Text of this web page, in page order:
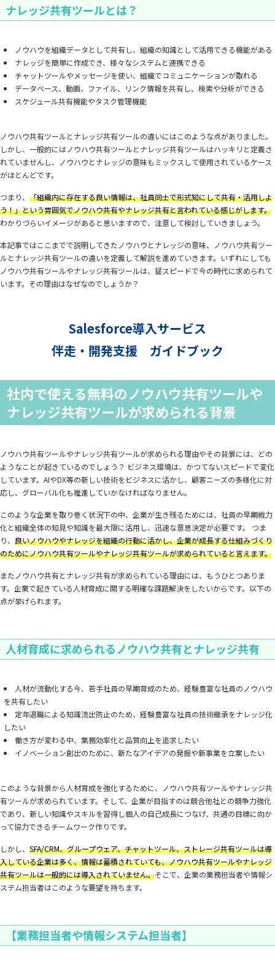
ナレッジ共有ツールとは？
ノウハウを組織データとして共有し、組織の知識として活用できる機能がある
ナレッジを簡単に作成でき、様々なシステムと連携できる
チャットツールやメッセージを使い、組織でコミュニケーションが取れる
データベース、動画、ファイル、リンク情報を共有し、検索や分析ができる
スケジュール共有機能やタスク管理機能
ノウハウ共有ツールとナレッジ共有ツールの違いにはこのような点がありました。
しかし、一般的にはノウハウ共有ツールとナレッジ共有ツールはハッキリと定義さ
れていませんし、ノウハウとナレッジの意味もミックスして使用されているケース
がほとんどです。
つまり、 「組織内に存在する良い情報は、社員同士で形式知にして共有・活用しよ
う！」という雰囲気でノウハウ共有やナレッジ共有と言われている感じがします。
わかりづらいイメージがあると思いますので、注意して検討していきましょう。
本記事ではここまでで説明してきたノウハウとナレッジの意味、ノウハウ共有ツー
ルとナレッジ共有ツールの違いを定義して解説を進めていきます。いずれにしても
ノウハウ共有ツールやナレッジ共有ツールは、猛スピードで今の時代に求められて
います。その理由はなぜなのでしょうか？
Salesforce導入サービス
伴走・開発支援 ガイドブック
社内で使える無料のノウハウ共有ツールや
ナレッジ共有ツールが求められる背景
ノウハウ共有ツールやナレッジ共有ツールが求められる理由やその背景には、どの
ようなことが起きているのでしょう？ ビジネス環境は、かつてないスピードで変化
しています。AIやDX等の新しい技術をビジネスに活かし、顧客ニーズの多様化に対
応し、グローバル化も推進していかなければなりません。
このような企業を取り巻く状況下の中、企業が生き残るためには、社員の早期戦力
化と組織全体の知見や知識を最大限に活用し、迅速な意思決定が必要です。 つま
り、 良いノウハウやナレッジを組織の行動に活かし、企業が成長する仕組みづくり
のためにノウハウ共有ツールやナレッジ共有ツールが求められていると言えます。
またノウハウ共有とナレッジ共有が求められている理由には、もうひとつありま
す。企業で起きている人材育成に関する明確な課題解決をしたいからです。以下の
点が挙げられます。
人材育成に求められるノウハウ共有とナレッジ共有
人材が流動化する今、若手社員の早期育成のため、経験豊富な社員のノウハウ
を共有したい
定年退職による知識流出防止のため、経験豊富な社員の技術継承をナレッジ化
したい
働き方が変わる中、業務効率化と品質向上を追求したい
イノベーション創出のために、新たなアイデアの発掘や新事業を立案したい
このような背景から人材育成を強化するために、ノウハウ共有ツールやナレッジ共
有ツールが求められています。そして、企業が目指すのは競合他社との競争力強化
であり、新しい知識やスキルを習得し個人の自己成長につなげ、共通の目標に向か
って協力できるチームワーク作りです。
しかし、 SFA/CRM、グループウェア、チャットツール、ストレージ共有ツールは導
入している企業は多く、情報は蓄積されていても、ノウハウ共有ツールやナレッジ
共有ツールは一般的には導入されていません。そこで、企業の業務担当者や情報シ
ステム担当者はこのような要望を持ちます。
【業務担当者や情報システム担当者】